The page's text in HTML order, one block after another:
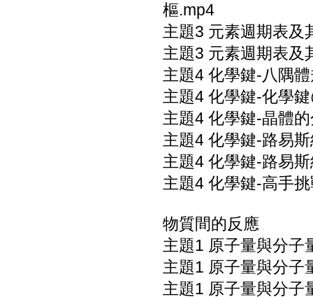
樞.mp4
主題3 元素週期表及
主題3 元素週期表及
主題4 化學鍵-八隅
主題4 化學鍵-化學
主題4 化學鍵-晶體
主題4 化學鍵-路易
主題4 化學鍵-路易
主題4 化學鍵-高手
物質間的反應
主題1 原子量與分子
主題1 原子量與分子
主題1 原子量與分子